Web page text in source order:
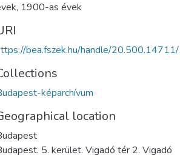
, 1900-as évek
bea.fszek.hu/handle/
képarchívum
location
5. kerület. Vigadó tér 2. Vigadó